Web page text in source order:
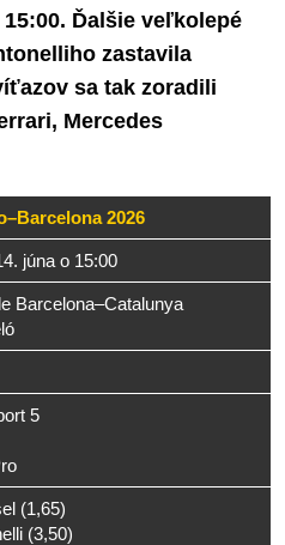
Ďalšie veľkolepé
zastavila
sa tak zoradili
Mercedes
2026
júna o 15:00
Barcelona–Catalunya
5
(1,65)
(3,50)